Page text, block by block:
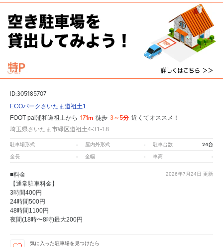
ID:305185707
ECOパークさいたま道祖土1
FOOT-pal浦和道祖土から 171m 徒歩 3～5分 近くてオススメ！
埼玉県さいたま市緑区道祖土4-31-18
駐車場形式 - 屋内外形式 - 駐車台数 24台
全長 - 全幅 - 車高 -
2026年7月24日 更新
■料金
【通常駐車料金】
3時間400円
24時間500円
48時間1100円
夜間(18時〜8時)最大200円
気に入った駐車場を見つけたら